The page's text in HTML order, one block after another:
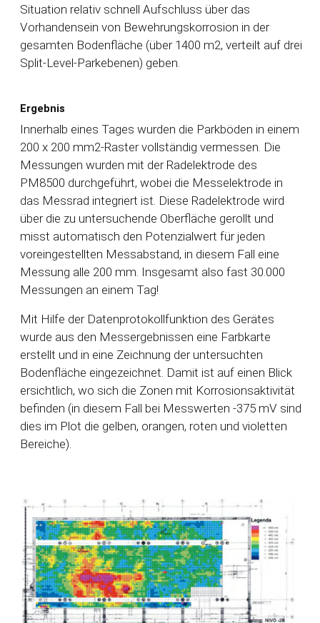
Situation relativ schnell Aufschluss über das
Vorhandensein von Bewehrungskorrosion in der
gesamten Bodenfläche (über 1400 m2, verteilt auf drei
Split-Level-Parkebenen) geben.
Ergebnis
Innerhalb eines Tages wurden die Parkböden in einem
200 x 200 mm2-Raster vollständig vermessen. Die
Messungen wurden mit der Radelektrode des
PM8500 durchgeführt, wobei die Messelektrode in
das Messrad integriert ist. Diese Radelektrode wird
über die zu untersuchende Oberfläche gerollt und
misst automatisch den Potenzialwert für jeden
voreingestellten Messabstand, in diesem Fall eine
Messung alle 200 mm. Insgesamt also fast 30.000
Messungen an einem Tag!
Mit Hilfe der Datenprotokollfunktion des Gerätes
wurde aus den Messergebnissen eine Farbkarte
erstellt und in eine Zeichnung der untersuchten
Bodenfläche eingezeichnet. Damit ist auf einen Blick
ersichtlich, wo sich die Zonen mit Korrosionsaktivität
befinden (in diesem Fall bei Messwerten -375 mV sind
dies im Plot die gelben, orangen, roten und violetten
Bereiche).